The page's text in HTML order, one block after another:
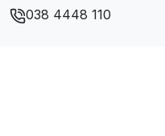
038 4448 110